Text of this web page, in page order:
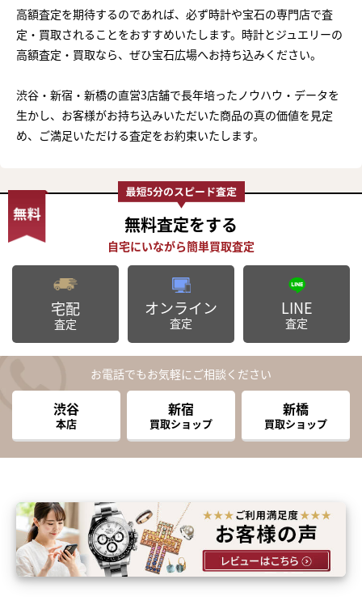
高額査定を期待するのであれば、必ず時計や宝石の専門店で査
定・買取されることをおすすめいたします。時計とジュエリーの
高額査定・買取なら、ぜひ宝石広場へお持ち込みください。
渋谷・新宿・新橋の直営3店舗で長年培ったノウハウ・データを
生かし、お客様がお持ち込みいただいた商品の真の価値を見定
め、ご満足いただける査定をお約束いたします。
無料査定をする
宅配
査定
オンライン
査定
LINE
査定
お電話でもお気軽にご相談ください
渋谷
本店
新宿
買取ショップ
新橋
買取ショップ